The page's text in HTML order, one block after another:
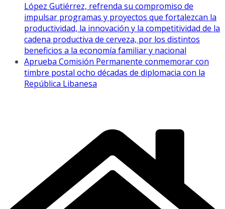
López Gutiérrez, refrenda su compromiso de
impulsar programas y proyectos que fortalezcan la
productividad, la innovación y la competitividad de la
cadena productiva de cerveza, por los distintos
beneficios a la economía familiar y nacional
Aprueba Comisión Permanente conmemorar con
timbre postal ocho décadas de diplomacia con la
República Libanesa